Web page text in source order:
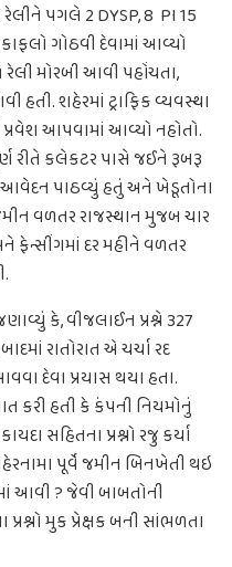
પગલે 2 DYSP, 8 PI 15
ગોઠવી દેવામાં આવ્યો
મોરબી આવી પહોંચતા,
હતી. શહેરમાં ટ્રાફિક વ્યવસ્થા
પ્રવેશ આપવામાં આવ્યો નહોતો.
રીતે કલેકટર પાસે જઈને રૂબરૂ
પાઠવ્યું હતું અને ખેડૂતોના
વળતર રાજસ્થાન મુજબ ચાર
દર મહીને વળતર
કે, વીજલાઈન પ્રશ્ને 327
રાતોરાત એ ચર્ચા રદ
દેવા પ્રયાસ થયા હતા.
કરી હતી કે કંપની નિયમોનું
સહિતના પ્રશ્નો રજુ કર્યા
પૂર્વે જમીન બિનખેતી થઇ
આવી ? જેવી બાબતોની
મુક પ્રેક્ષક બની સાંભળતા